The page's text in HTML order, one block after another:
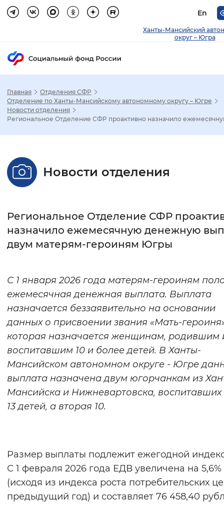
En
Ханты-Мансийский
округ – Югра
Настройка режима отображения
Стандартный Увеличенный
Без засечек С засечками
Интервал между буквами
Монохромный Инверсивный
Изображения
Включены Выключены
Звуковой ассистент
Вернуть стандартные настройки
Главная
Отделения СФР
Отделение по Ханты-Мансийскому автономному округу – Югре
Новости отделения
Региональное Отделение СФР проактивно назначило
Новости отделения
Региональное Отделение СФР
назначило ежемесячную денежную
двум матерям-героиням Югры
С 1 января 2026 года матерям-героиням
ежемесячная денежная выплата. Выплата
назначается беззаявительно на основании
данных о присвоении звания «Мать-
которая назначается женщинам, родившим
воспитавшим 10 и более детей. В Ханты-
Мансийском автономном округе - Югре
выплата назначена двум югорчанкам из
Мансийска и Нижневартовска,
13 детей, а вторая 10.
Размер выплаты подлежит ежегодной
С 1 февраля 2026 года ЕДВ увеличена на 5,6%
(исходя из индекса роста потребительских
предыдущий год) и составляет 76 458,40